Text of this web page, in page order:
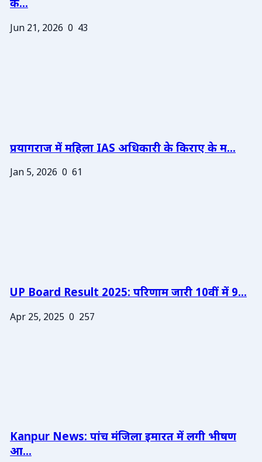
के...
Jun 21, 2026 0 43
प्रयागराज में महिला IAS अधिकारी के किराए के म...
Jan 5, 2026 0 61
UP Board Result 2025: परिणाम जारी 10वीं में 9...
Apr 25, 2025 0 257
Kanpur News: पांच मंजिला इमारत में लगी भीषण
आ...